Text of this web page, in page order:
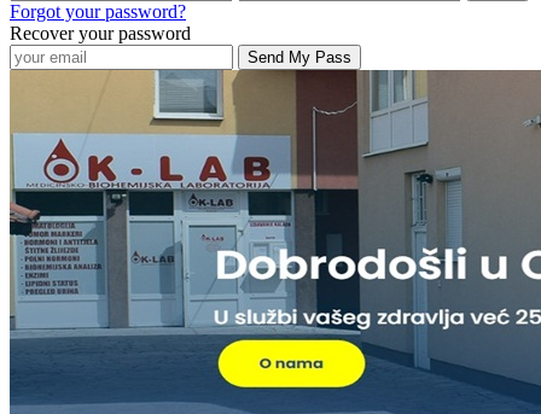
Forgot your password?
Recover your password